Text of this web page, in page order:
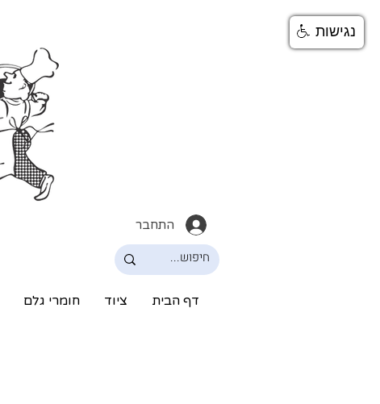
התחבר
דף הבית ציוד חומרי גלם
נגישות